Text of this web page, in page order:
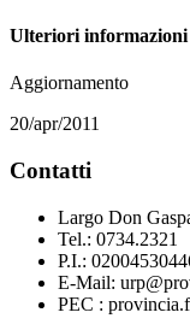
Ulteriori informazioni
Aggiornamento
20/apr/2011
Contatti
Largo Don
Tel.: 0734.2321
P.I.:
E-Mail:
PEC :